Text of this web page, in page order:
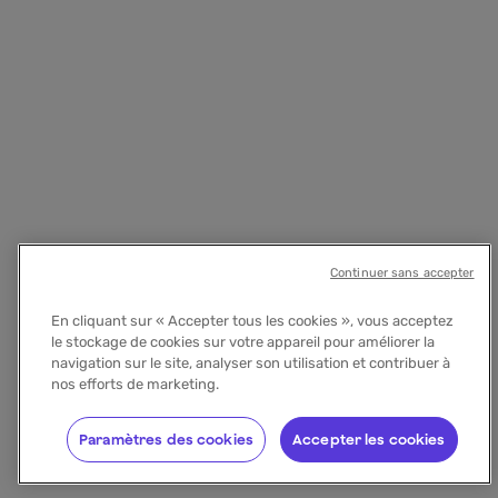
En cliquant sur « Accepter tous les cookies », vous acceptez
le stockage de cookies sur votre appareil pour améliorer la
navigation sur le site, analyser son utilisation et contribuer à
nos efforts de marketing.
Accepter les cookies
Paramètres des cookies
Continuer sans accepter